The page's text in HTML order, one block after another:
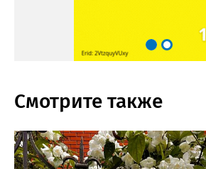
Смотрите также